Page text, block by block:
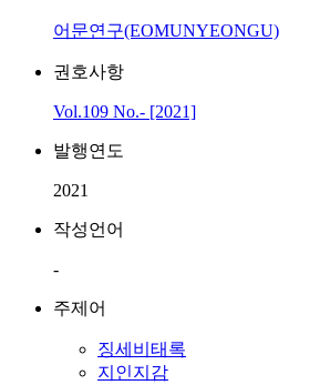
어문연구(EOMUNYEONGU)
권호사항
Vol.109 No.- [2021]
발행연도
2021
작성언어
-
주제어
징세비태록
지인지감